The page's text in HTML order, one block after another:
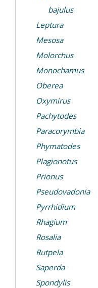
bajulus
Leptura
Mesosa
Molorchus
Monochamus
Oberea
Oxymirus
Pachytodes
Paracorymbia
Phymatodes
Plagionotus
Prionus
Pseudovadonia
Pyrrhidium
Rhagium
Rosalia
Rutpela
Saperda
Spondylis